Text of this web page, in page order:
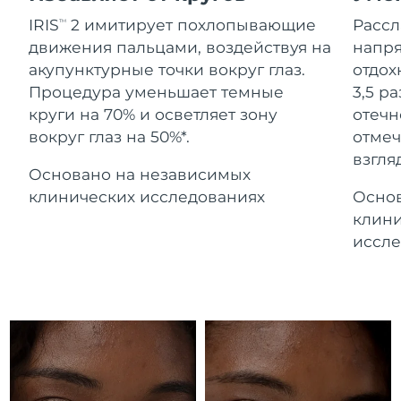
IRISTM
2 имитирует похлопывающие
движения пальцами, воздействуя на
акупунктурные точки вокруг глаз.
Процедура уменьшает темные
круги на 70% и осветляет зону
вокруг глаз на 50%*.
Основано на независимых
клинических исследованиях
3,5
For healthy hair
Косметика Для мужчин
Купить
Гибралтар
8/13/26
Греция
Ожидаемая дата доставки
8/9/26
Гонконг (САР)
Ожидаемая дата доставки
8/10/26
Венгрия
Ожидаемая дата доставки
8/9/26
Ожидаемая дата доставки
8/10/26
Ирландия
Ожидаемая дата доставки
о-в Мэн
Ожидаемая дата доставки